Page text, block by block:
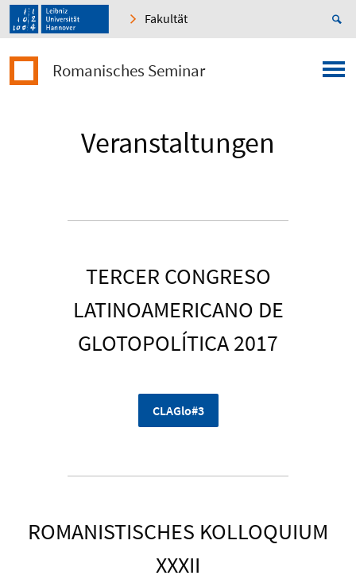
Fakultät
Romanisches Seminar
Veranstaltungen
TERCER CONGRESO
LATINOAMERICANO DE
GLOTOPOLÍTICA 2017
CLAGlo#3
ROMANISTISCHES KOLLOQUIUM
XXXII